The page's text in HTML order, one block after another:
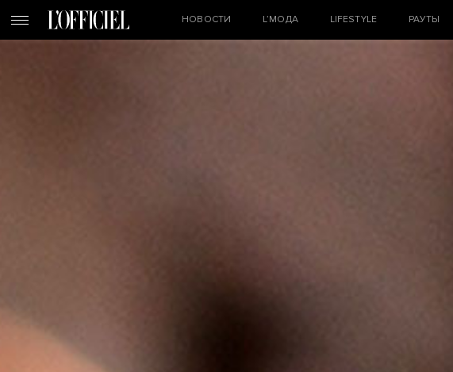
НОВОСТИ L’МОДА LIFESTYLE РАУТЫ